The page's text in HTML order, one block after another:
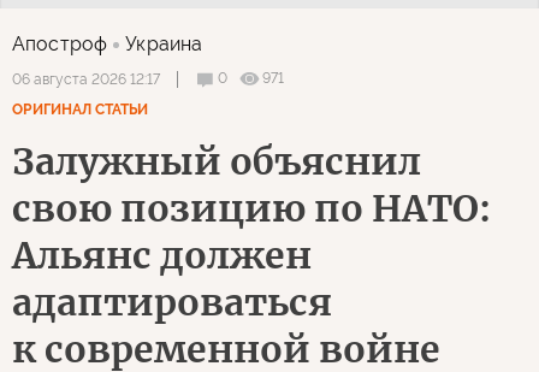
Апостроф Украина
06 августа 2026 12:17 0
971
ОРИГИНАЛ СТАТЬИ
Залужный объяснил
свою позицию по НАТО:
Альянс должен
адаптироваться
к современной войне